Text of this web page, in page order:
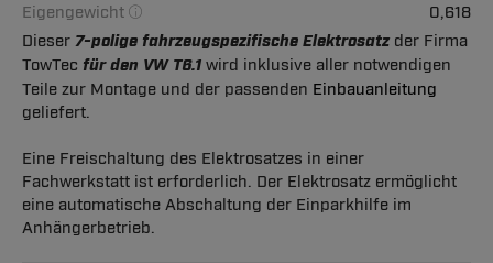
Eigengewicht
0,618
Dieser 7-polige fahrzeugspezifische Elektrosatz der Firma
TowTec für den VW T6.1 wird inklusive aller notwendigen
Teile zur Montage und der passenden Einbauanleitung
geliefert.
Eine Freischaltung des Elektrosatzes in einer
Fachwerkstatt ist erforderlich. Der Elektrosatz ermöglicht
eine automatische Abschaltung der Einparkhilfe im
Anhängerbetrieb.